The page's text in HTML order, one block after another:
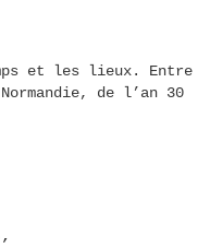
et les lieux. Entre
de l’an 30